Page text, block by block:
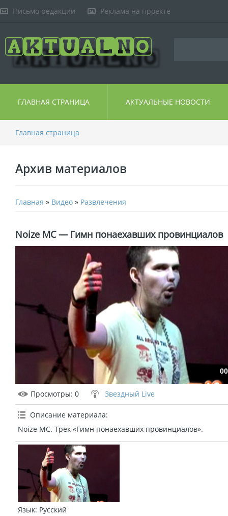
Письмо редакции Реклама на проекте
ГЛАВНАЯ СТРАНИЦА АКТУАЛЬНЫЕ НОВОСТИ
Главная страница
Архив материалов
Главная » Видео » Развлечения
Noize MC — Гимн понаехавших провинциалов
Просмотры: 0 Звездный Live
Описание материала:
Noize MC. Трек «Гимн понаехавших провинциалов».
Язык: Русский